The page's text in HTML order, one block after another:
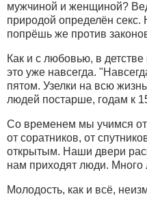
мужчиной и женщиной?
природой определён
попрёшь же против
Как и с любовью, в детстве
это уже навсегда.
пятом. Узелки на всю
людей постарше, годам к
Со временем мы учимся
от соратников, от
открытым. Наши двери
нам приходят люди. Много
Молодость, как и всё,